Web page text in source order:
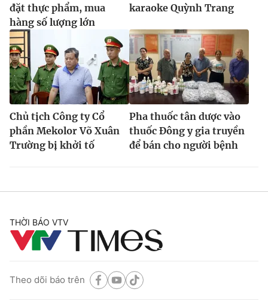
đặt thực phẩm, mua
hàng số lượng lớn
karaoke Quỳnh Trang
Chủ tịch Công ty Cổ
phần Mekolor Võ Xuân
Trường bị khởi tố
Pha thuốc tân dược vào
thuốc Đông y gia truyền
để bán cho người bệnh
THỜI BÁO VTV
Theo dõi báo trên